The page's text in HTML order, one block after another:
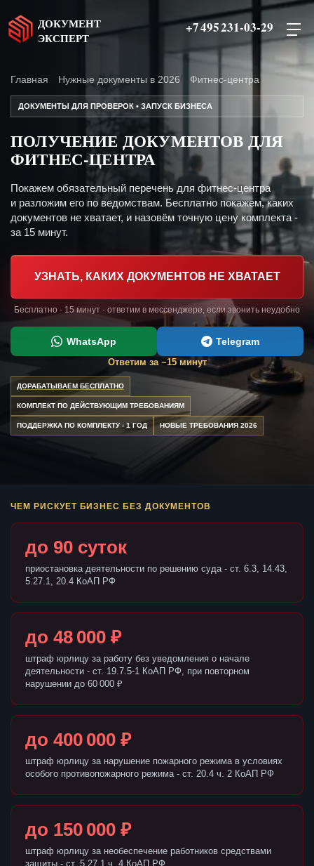
ДОКУМЕНТ
ЭКСПЕРТ
+7 495 231-03-29
Главная Нужные документы в 2026 Фитнес-центра
ДОКУМЕНТЫ ДЛЯ ПРОВЕРОК • ЗАПУСК БИЗНЕСА
ПОЛУЧЕНИЕ ДОКУМЕНТОВ ДЛЯ
ФИТНЕС-ЦЕНТРА
Покажем обязательный перечень для фитнес-центра
и разложим его по ведомствам. Бесплатно покажем, каких
документов не хватает, и назовём точную цену комплекта -
за 15 минут.
УЗНАТЬ, КАКИХ ДОКУМЕНТОВ НЕ ХВАТАЕТ
Бесплатно · 15 минут · ответим в мессенджере, если звонить неудобно
WhatsApp Telegram
Ответим за ~15 минут
ДОРАБАТЫВАЕМ БЕСПЛАТНО
КОМПЛЕКТ ПО ДЕЙСТВУЮЩИМ ТРЕБОВАНИЯМ
ПОДДЕРЖКА ПО КОМПЛЕКТУ - 1 ГОД НОВЫЕ ТРЕБОВАНИЯ 2026
ЧЕМ РИСКУЕТ БИЗНЕС БЕЗ ДОКУМЕНТОВ
до 90 суток
приостановка деятельности по решению суда - ст. 6.3, 14.43,
5.27.1, 20.4 КоАП РФ
до 48 000 ₽
штраф юрлицу за работу без уведомления о начале
деятельности - ст. 19.7.5-1 КоАП РФ, при повторном
нарушении до 60 000 ₽
до 400 000 ₽
штраф юрлицу за нарушение пожарного режима в условиях
особого противопожарного режима - ст. 20.4 ч. 2 КоАП РФ
до 150 000 ₽
штраф юрлицу за необеспечение работников средствами
защиты - ст. 5.27.1 ч. 4 КоАП РФ